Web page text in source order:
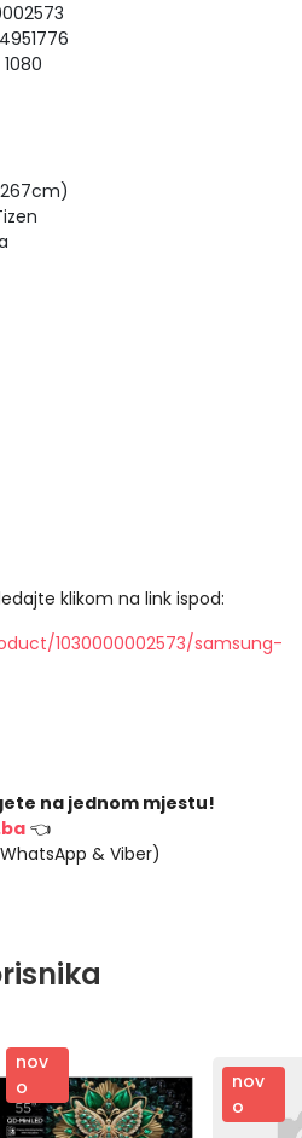
klikom na link ispod:
1030000002573/samsung-
na jednom mjestu!
👈
& Viber)
nov
o
nov
o